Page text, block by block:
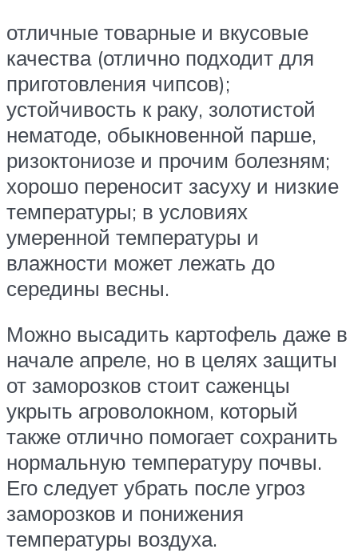
отличные товарные и вкусовые
качества (отлично подходит для
приготовления чипсов);
устойчивость к раку, золотистой
нематоде, обыкновенной парше,
ризоктониозе и прочим болезням;
хорошо переносит засуху и низкие
температуры; в условиях
умеренной температуры и
влажности может лежать до
середины весны.
Можно высадить картофель даже в
начале апреле, но в целях защиты
от заморозков стоит саженцы
укрыть агроволокном, который
также отлично помогает сохранить
нормальную температуру почвы.
Его следует убрать после угроз
заморозков и понижения
температуры воздуха.